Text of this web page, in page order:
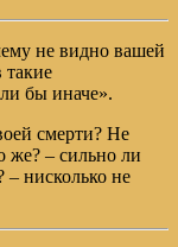
не видно вашей
бы иначе».
смерти? Не
же? – сильно ли
– нисколько не